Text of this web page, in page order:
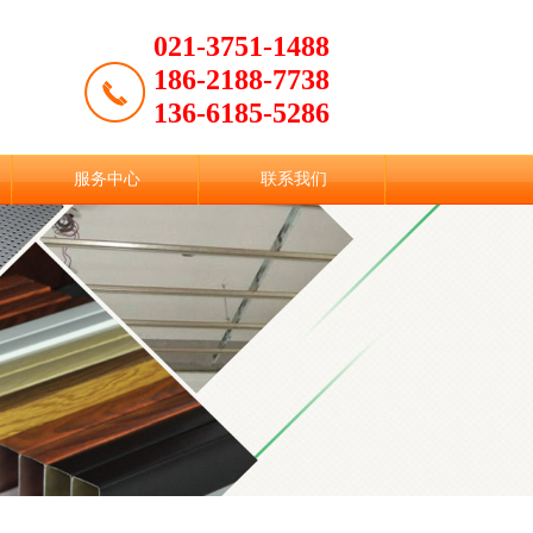
021-3751-1488
186-2188-7738
136-6185-5286
服务中心 联系我们